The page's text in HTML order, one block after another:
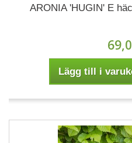
ARONIA 'HUGIN' E
Lägg till i